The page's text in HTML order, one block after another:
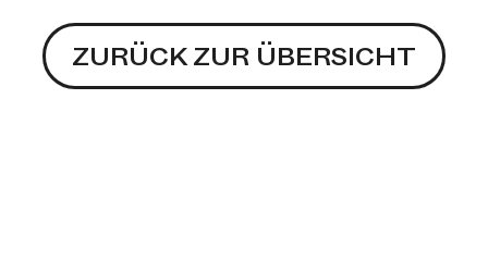
ZURÜCK ZUR ÜBERSICHT